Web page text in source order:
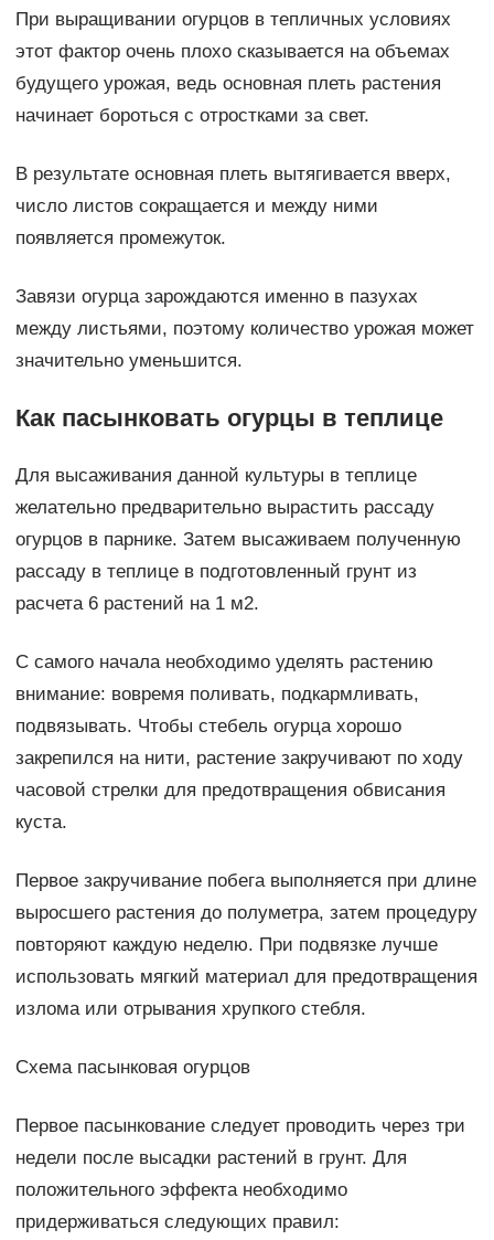
При выращивании огурцов в тепличных условиях
этот фактор очень плохо сказывается на объемах
будущего урожая, ведь основная плеть растения
начинает бороться с отростками за свет.
В результате основная плеть вытягивается вверх,
число листов сокращается и между ними
появляется промежуток.
Завязи огурца зарождаются именно в пазухах
между листьями, поэтому количество урожая может
значительно уменьшится.
Как пасынковать огурцы в теплице
Для высаживания данной культуры в теплице
желательно предварительно вырастить рассаду
огурцов в парнике. Затем высаживаем полученную
рассаду в теплице в подготовленный грунт из
расчета 6 растений на 1 м2.
С самого начала необходимо уделять растению
внимание: вовремя поливать, подкармливать,
подвязывать. Чтобы стебель огурца хорошо
закрепился на нити, растение закручивают по ходу
часовой стрелки для предотвращения обвисания
куста.
Первое закручивание побега выполняется при длине
выросшего растения до полуметра, затем процедуру
повторяют каждую неделю. При подвязке лучше
использовать мягкий материал для предотвращения
излома или отрывания хрупкого стебля.
Схема пасынковая огурцов
Первое пасынкование следует проводить через три
недели после высадки растений в грунт. Для
положительного эффекта необходимо
придерживаться следующих правил: